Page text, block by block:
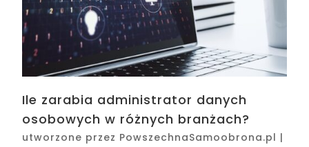
Ile zarabia administrator danych
osobowych w różnych branżach?
utworzone przez PowszechnaSamoobrona.pl |